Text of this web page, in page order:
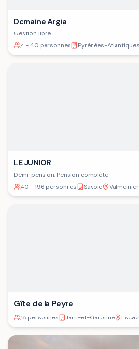
Domaine Argia
Gestion libre
4 - 40 personnes
Pyrénées-Atlantiques
LE JUNIOR
Demi-pension, Pension complète
40 - 196 personnes
Savoie Valmeinier
Gîte de la Peyre
18 personnes Tarn-et-Garonne